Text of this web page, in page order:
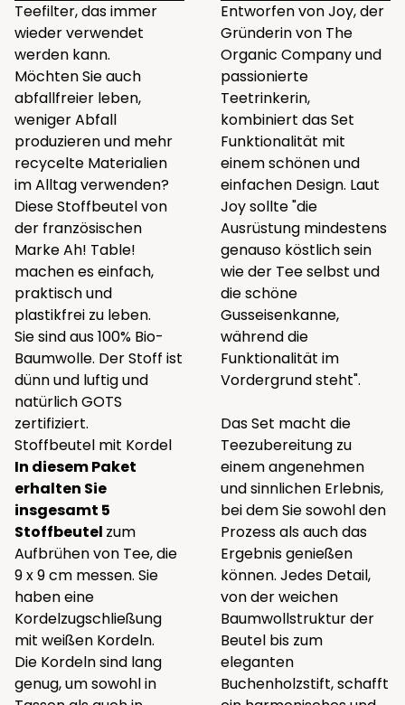
Teefilter, das immer
wieder verwendet
werden kann.
Möchten Sie auch
abfallfreier leben,
weniger Abfall
produzieren und mehr
recycelte Materialien
im Alltag verwenden?
Diese Stoffbeutel von
der französischen
Marke Ah! Table!
machen es einfach,
praktisch und
plastikfrei zu leben.
Sie sind aus 100% Bio-
Baumwolle. Der Stoff ist
dünn und luftig und
natürlich GOTS
zertifiziert.
Stoffbeutel mit Kordel
In diesem Paket
erhalten Sie
insgesamt 5
Stoffbeutel zum
Aufbrühen von Tee, die
9 x 9 cm messen. Sie
haben eine
Kordelzugschließung
mit weißen Kordeln.
Die Kordeln sind lang
genug, um sowohl in
Entworfen von Joy, der
Gründerin von The
Organic Company und
passionierte
Teetrinkerin,
kombiniert das Set
Funktionalität mit
einem schönen und
einfachen Design. Laut
Joy sollte "die
Ausrüstung mindestens
genauso köstlich sein
wie der Tee selbst und
die schöne
Gusseisenkanne,
während die
Funktionalität im
Vordergrund steht".
Das Set macht die
Teezubereitung zu
einem angenehmen
und sinnlichen Erlebnis,
bei dem Sie sowohl den
Prozess als auch das
Ergebnis genießen
können. Jedes Detail,
von der weichen
Baumwollstruktur der
Beutel bis zum
eleganten
Buchenholzstift, schafft